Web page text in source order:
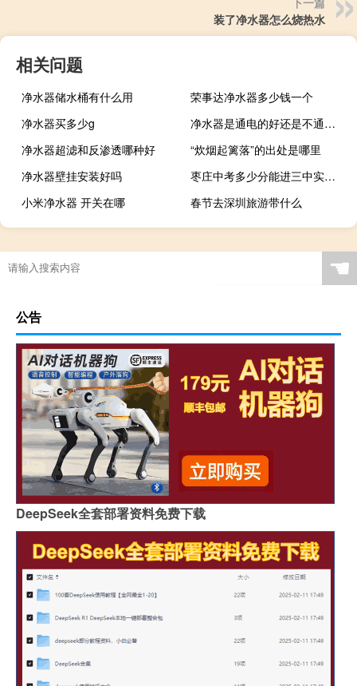
装了净水器怎么烧热水
相关问题
净水器储水桶有什么用
荣事达净水器多少钱一个
净水器买多少g
净水器是通电的好还是不通电的好
净水器超滤和反渗透哪种好
“炊烟起篱落”的出处是哪里
净水器壁挂安装好吗
枣庄中考多少分能进三中实验班 枣庄三中录取分数线
小米净水器 开关在哪
春节去深圳旅游带什么
☚
公告
DeepSeek全套部署资料免费下载